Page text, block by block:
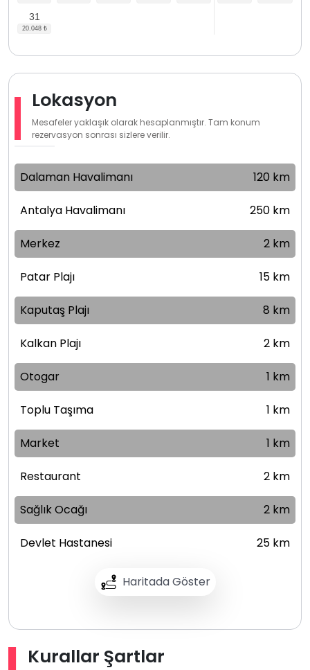
31
Lokasyon
Mesafeler yaklaşık olarak hesaplanmıştır. Tam konum
rezervasyon sonrası sizlere verilir.
Haritada Göster
Dalaman Havalimanı 120 km
Antalya Havalimanı 250 km
Merkez 2 km
Patar Plajı 15 km
Kaputaş Plajı 8 km
Kalkan Plajı 2 km
Otogar 1 km
Toplu Taşıma 1 km
Market 1 km
Restaurant 2 km
Sağlık Ocağı 2 km
Devlet Hastanesi 25 km
Kurallar Şartlar